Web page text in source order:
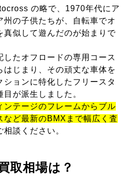
の略で、1970年代にア
州の子供たちが、自転車でオ
真似して遊んだのが始まりで
したオフロードの専用コース
はじまり、その頑丈な車体を
ョンに特化したフリースタ
が派生しました。
ンテージのフレームからブル
など最新のBMXまで幅広く査
相談ください。
取相場は？